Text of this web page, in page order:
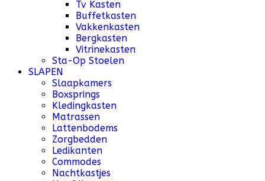
Tv Kasten
Buffetkasten
Vakkenkasten
Bergkasten
Vitrinekasten
Sta-Op Stoelen
SLAPEN
Slaapkamers
Boxsprings
Kledingkasten
Matrassen
Lattenbodems
Zorgbedden
Ledikanten
Commodes
Nachtkastjes